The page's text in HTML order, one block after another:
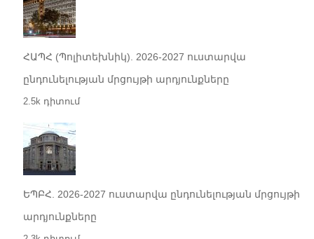
ՀԱՊՀ (Պոլիտեխնիկ). 2026-2027 ուստարվա
ընդունելության մրցույթի արդյունքները
2.5k դիտում
ԵՊԲՀ. 2026-2027 ուստարվա ընդունելության մրցույթի
արդյունքները